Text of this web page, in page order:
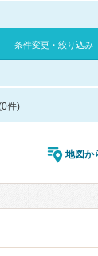
条件変更・絞り込み
件)
地図か